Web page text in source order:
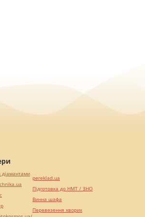
діамантами
pereklad.ua
Підготовка до НМТ / ЗНО
Винна шафа
Перевезення хворих